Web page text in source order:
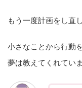
もう一度計画をし直
小さなことから行動
夢は教えてくれていま